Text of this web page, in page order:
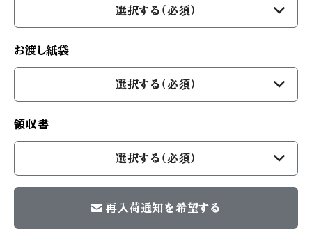
選択する（必須）
お渡し紙袋
選択する（必須）
領収書
選択する（必須）
再入荷通知を希望する